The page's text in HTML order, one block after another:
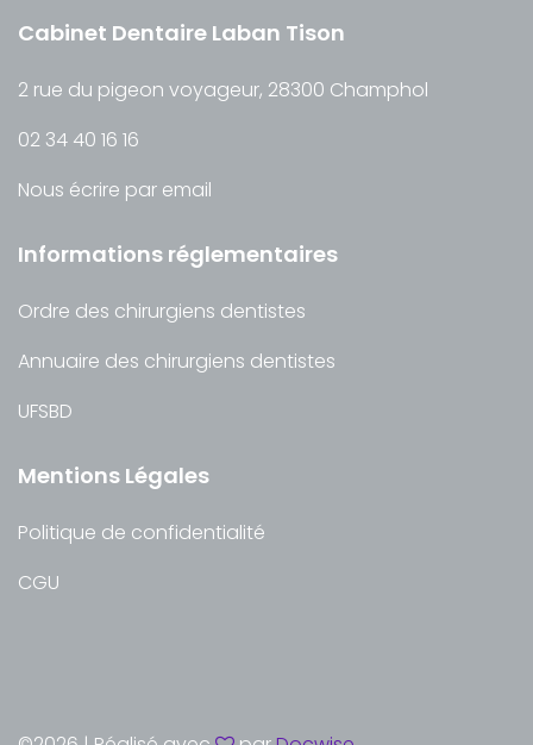
Cabinet Dentaire Laban Tison
2 rue du pigeon voyageur, 28300 Champhol
02 34 40 16 16
Nous écrire par email
Informations réglementaires
Ordre des chirurgiens dentistes
Annuaire des chirurgiens dentistes
UFSBD
Mentions Légales
Politique de confidentialité
CGU